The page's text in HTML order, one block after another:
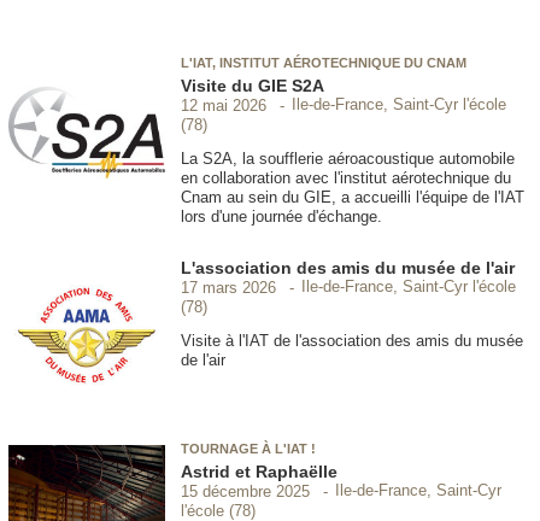
L'IAT, INSTITUT AÉROTECHNIQUE DU CNAM
Visite du GIE S2A
12 mai 2026
Ile-de-France, Saint-Cyr l'école
(78)
La S2A, la soufflerie aéroacoustique automobile
en collaboration avec l'institut aérotechnique du
Cnam au sein du GIE, a accueilli l'équipe de l'IAT
lors d'une journée d'échange.
L'association des amis du musée de l'air
17 mars 2026
Ile-de-France, Saint-Cyr l'école
(78)
Visite à l'IAT de l'association des amis du musée
de l'air
TOURNAGE À L'IAT !
Astrid et Raphaëlle
15 décembre 2025
Ile-de-France, Saint-Cyr
l'école (78)